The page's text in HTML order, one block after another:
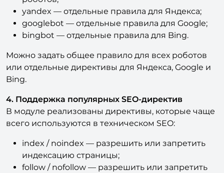
googlebot — отдельные правила для Google;
bingbot — отдельные правила для Bing.
Можно задать общее правило для всех роботов
или отдельные директивы для Яндекса, Google и
4. Поддержка популярных SEO-директив
В модуле реализованы директивы, которые чаще
всего используются в техническом SEO:
index / noindex — разрешить или запретить
индексацию страницы;
follow / nofollow — разрешить или запретить
переход по ссылкам;